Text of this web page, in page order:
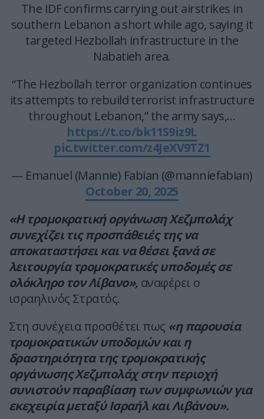
The IDF confirms carrying out airstrikes in
southern Lebanon a short while ago, saying it
targeted Hezbollah infrastructure in the
Nabatieh area.
“The Hezbollah terror organization continues
its attempts to rebuild terrorist infrastructure
throughout Lebanon,” the army says,…
https://t.co/bk11S9iz9L
pic.twitter.com/z4JeXV9TZ1
— Emanuel (Mannie) Fabian (@manniefabian)
October 20, 2025
«Η τρομοκρατική οργάνωση Χεζμπολάχ
συνεχίζει τις προσπάθειές της να
αποκαταστήσει και να θέσει ξανά σε
λειτουργία τρομοκρατικές υποδομές σε
ολόκληρο τον Λίβανο», αναφέρει ο
ισραηλινός Στρατός.
Στη συνέχεια προσθέτει πως «η παρουσία
τρομοκρατικών υποδομών και η
δραστηριότητα της τρομοκρατικής
οργάνωσης Χεζμπολάχ στην περιοχή
συνιστούν παραβίαση των συμφωνιών για
εκεχειρία μεταξύ Ισραήλ και Λιβάνου».